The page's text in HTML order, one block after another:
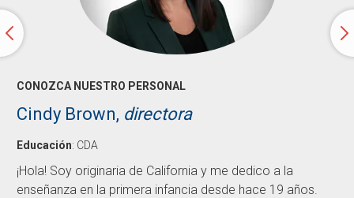
CONOZCA NUESTRO PERSONAL
Cindy Brown, directora
Educación: CDA
¡Hola! Soy originaria de California y me dedico a la
enseñanza en la primera infancia desde hace 19 años.